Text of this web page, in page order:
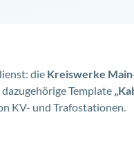
die Kreiswerke
Template
KV- und Trafostationen.